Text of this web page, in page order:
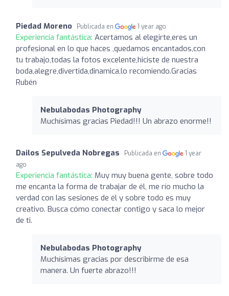
Piedad Moreno Publicada en 1 year ago
Experiencia fantástica: Acertamos al elegirte,eres un
profesional en lo que haces ,quedamos encantados,con
tu trabajo,todas la fotos excelente,hiciste de nuestra
boda,alegre,divertida,dinamica,lo recomiendo.Gracias
Rubén
Nebulabodas Photography
Muchísimas gracias Piedad!!! Un abrazo enorme!!
Dailos Sepulveda Nobregas Publicada en
1 year
ago
Experiencia fantástica: Muy muy buena gente, sobre todo
me encanta la forma de trabajar de él, me río mucho la
verdad con las sesiones de él y sobre todo es muy
creativo. Busca cómo conectar contigo y saca lo mejor
de ti.
Nebulabodas Photography
Muchísimas gracias por describirme de esa
manera. Un fuerte abrazo!!!